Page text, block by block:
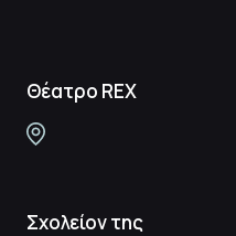
Θέατρο REX
Σχολείον της